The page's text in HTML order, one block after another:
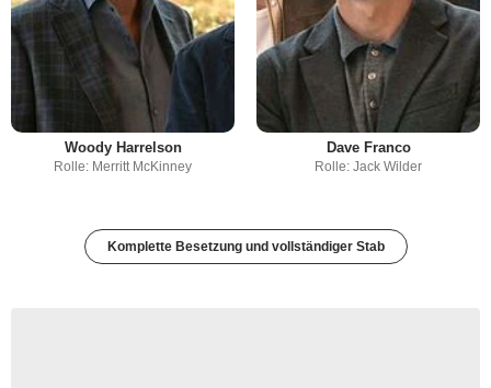
Woody Harrelson
Rolle: Merritt McKinney
Dave Franco
Rolle: Jack Wilder
Komplette Besetzung und vollständiger Stab